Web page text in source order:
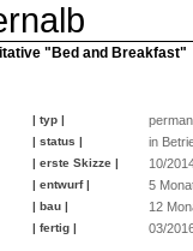
"Bed and Breakfast"
| typ |
| status | in
| erste Skizze | 10/
| entwurf | 5
| bau | 12
| fertig | 03/